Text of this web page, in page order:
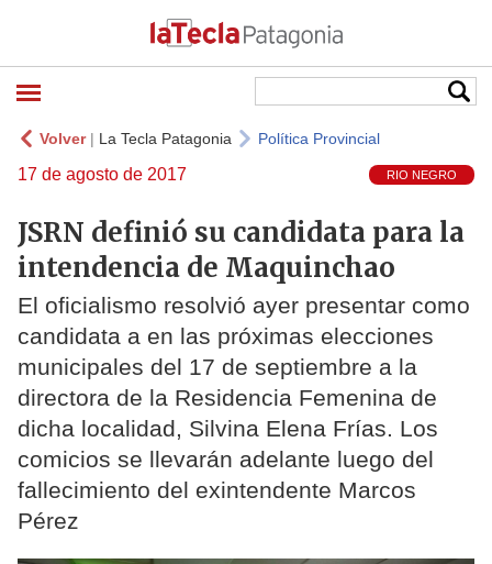
Volver| La Tecla Patagonia Política Provincial
17 de agosto de 2017 RIO NEGRO
JSRN definió su candidata para la
intendencia de Maquinchao
El oficialismo resolvió ayer presentar como
candidata a en las próximas elecciones
municipales del 17 de septiembre a la
directora de la Residencia Femenina de
dicha localidad, Silvina Elena Frías. Los
comicios se llevarán adelante luego del
fallecimiento del exintendente Marcos
Pérez